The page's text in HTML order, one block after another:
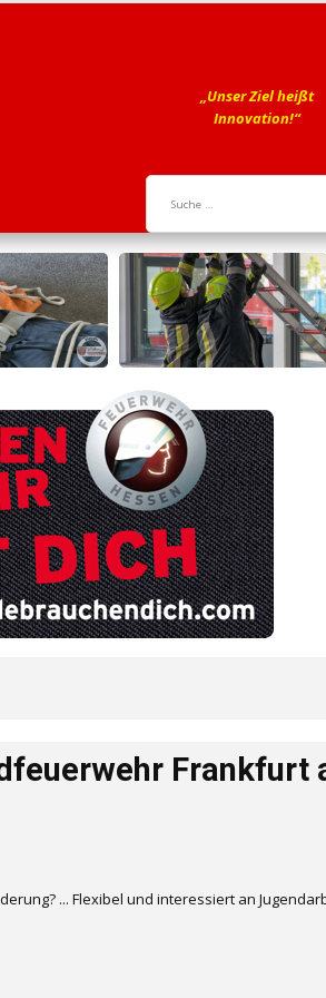
„Unser Ziel heißt
Innovation!“
Frankfurt
... Flexibel und interessiert an